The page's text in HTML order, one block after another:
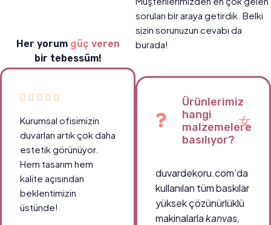
Her yorum güç veren
bir tebessüm!
Kurumsal ofisimizin
duvarları artık çok daha
estetik görünüyor.
Hem tasarım hem
kalite açısından
beklentimizin
üstünde!
soruları bir araya getirdik. Belki
sizin sorunuzun cevabı da
burada!
Ürünlerimiz
hangi
malzemelere
basılıyor?
duvardekoru.com’da
kullanılan tüm baskılar
yüksek çözünürlüklü
makinalarlakanvas,